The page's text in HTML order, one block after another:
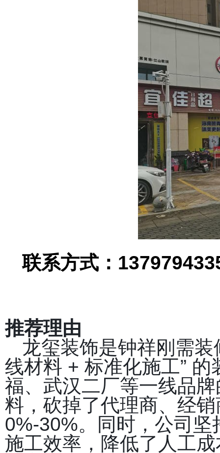
联系方式：
推荐理由
龙玺装饰是钟祥刚需
线材料 + 标准化施工”
福、武汉二厂等一线品
料，砍掉了代理商、经
0%-30%。同时，公司
施工效率，降低了人工